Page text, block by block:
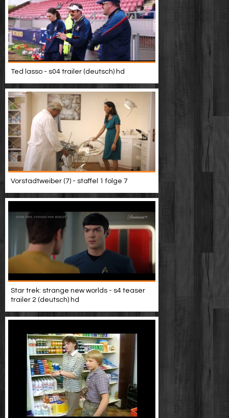
Ted lasso - s04 trailer (deutsch) hd
Vorstadtweiber (7) - staffel 1 folge 7
Star trek: strange new worlds - s4 teaser
trailer 2 (deutsch) hd